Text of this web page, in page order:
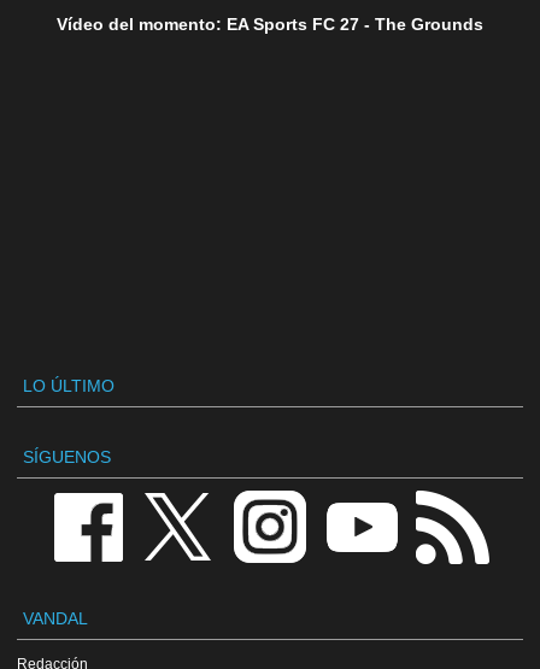
Vídeo del momento: EA Sports FC 27 - The Grounds
LO ÚLTIMO
SÍGUENOS
VANDAL
Redacción